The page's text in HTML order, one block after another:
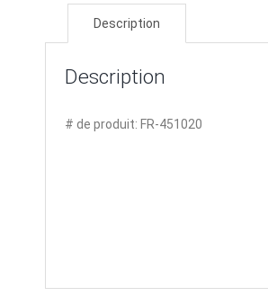
Description
Description
# de produit: FR-451020